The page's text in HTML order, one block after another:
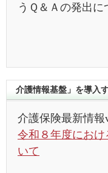
うＱ＆Ａの発出に
介護情報基盤」を導入
介護保険最新情報
令和８年度にお
いて